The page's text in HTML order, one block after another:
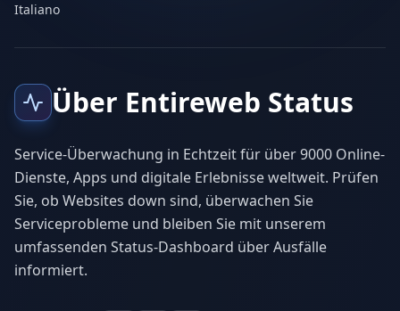
Italiano
Über Entireweb Status
Service-Überwachung in Echtzeit für über 9000 Online-
Dienste, Apps und digitale Erlebnisse weltweit. Prüfen
Sie, ob Websites down sind, überwachen Sie
Serviceprobleme und bleiben Sie mit unserem
umfassenden Status-Dashboard über Ausfälle
informiert.